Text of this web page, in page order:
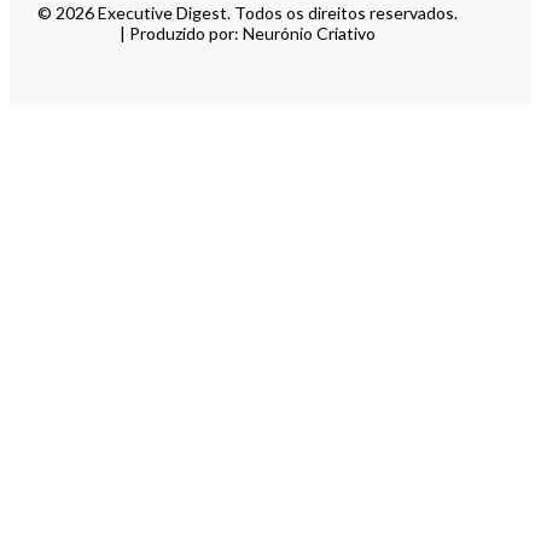
© 2026 Executive Digest. Todos os direitos reservados.
| Produzido por: Neurónio Criativo